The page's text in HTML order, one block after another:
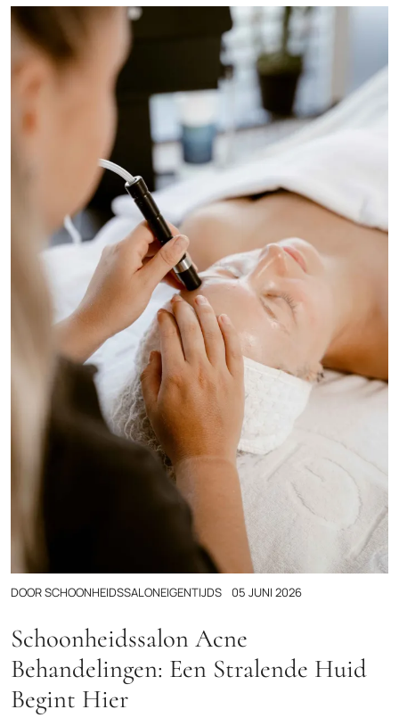
DOORSCHOONHEIDSSALONEIGENTIJDS 05 JUNI 2026
Schoonheidssalon Acne
Behandelingen: Een Stralende Huid
Begint Hier